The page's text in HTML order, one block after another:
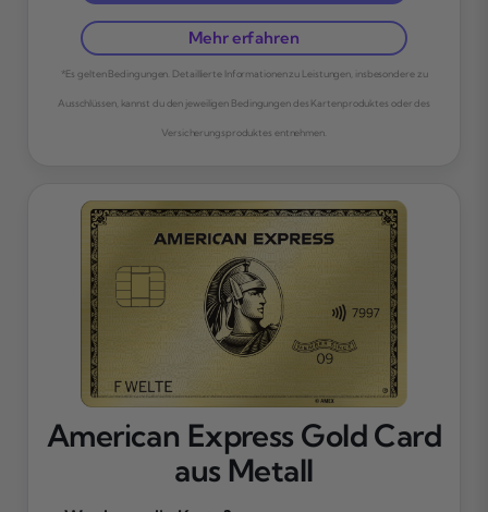
Mehr erfahren
*Es gelten Bedingungen. Detaillierte Informationen zu Leistungen, insbesondere zu
Ausschlüssen, kannst du den jeweiligen Bedingungen des Kartenproduktes oder des
Versicherungsproduktes entnehmen.
American Express Gold Card
aus Metall